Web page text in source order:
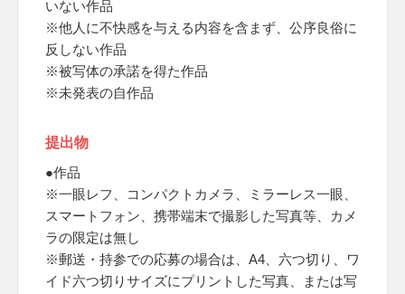
いない作品
※他人に不快感を与える内容を含まず、公序良俗に
反しない作品
※被写体の承諾を得た作品
※未発表の自作品
提出物
●作品
※一眼レフ、コンパクトカメラ、ミラーレス一眼、
スマートフォン、携帯端末で撮影した写真等、カメ
ラの限定は無し
※郵送・持参での応募の場合は、A4、六つ切り、ワ
イド六つ切りサイズにプリントした写真、または写